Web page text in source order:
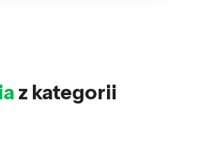
z kategorii